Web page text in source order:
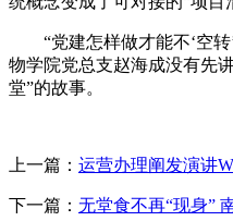
“党建怎样做才能不‘空转
物学院党总支赵海成没有先
堂”的故事。
上一篇： 运营办理阐发演讲
下一篇： 无堂食不再“现身”